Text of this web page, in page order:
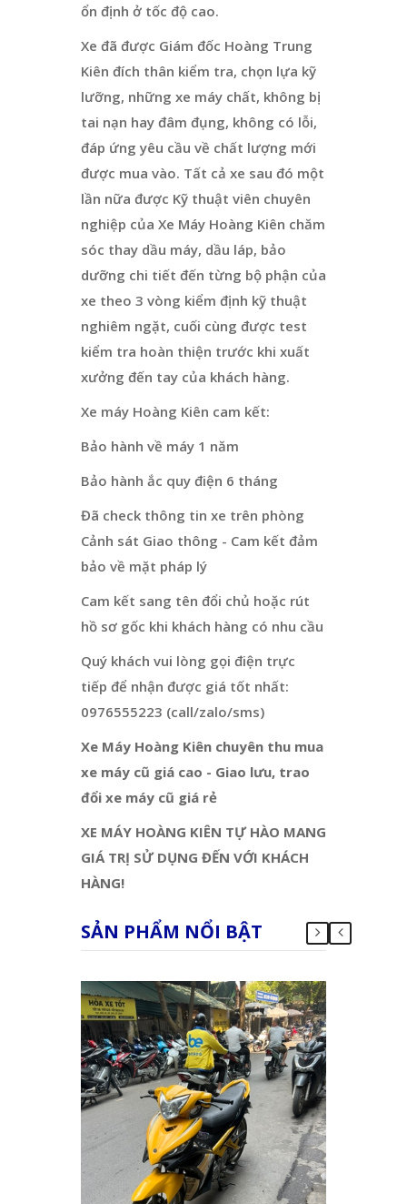
ổn định ở tốc độ cao.
Xe đã được Giám đốc Hoàng Trung
Kiên đích thân kiểm tra, chọn lựa kỹ
lưỡng, những xe máy chất, không bị
tai nạn hay đâm đụng, không có lỗi,
đáp ứng yêu cầu về chất lượng mới
được mua vào. Tất cả xe sau đó một
lần nữa được Kỹ thuật viên chuyên
nghiệp của Xe Máy Hoàng Kiên chăm
sóc thay dầu máy, dầu láp, bảo
dưỡng chi tiết đến từng bộ phận của
xe theo 3 vòng kiểm định kỹ thuật
nghiêm ngặt, cuối cùng được test
kiểm tra hoàn thiện trước khi xuất
xưởng đến tay của khách hàng.
Xe máy Hoàng Kiên cam kết:
Bảo hành về máy 1 năm
Bảo hành ắc quy điện 6 tháng
Đã check thông tin xe trên phòng
Cảnh sát Giao thông - Cam kết đảm
bảo về mặt pháp lý
Cam kết sang tên đổi chủ hoặc rút
hồ sơ gốc khi khách hàng có nhu cầu
Quý khách vui lòng gọi điện trực
tiếp để nhận được giá tốt nhất:
0976555223 (call/zalo/sms)
Xe Máy Hoàng Kiên chuyên thu mua
xe máy cũ giá cao - Giao lưu, trao
đổi xe máy cũ giá rẻ
XE MÁY HOÀNG KIÊN TỰ HÀO MANG
GIÁ TRỊ SỬ DỤNG ĐẾN VỚI KHÁCH
HÀNG!
SẢN PHẨM NỔI BẬT